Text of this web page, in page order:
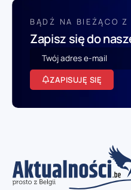
BĄDŹ NA BIEŻĄCO
Zapisz się do
ZAPISUJĘ SIĘ